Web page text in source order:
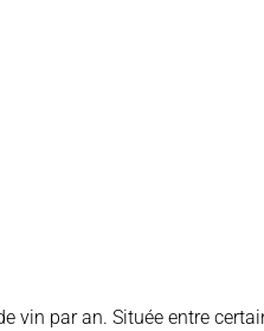
vin par an. Située entre